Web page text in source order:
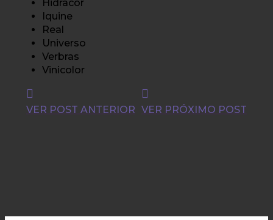
Hidracor
Iquine
Real
Universo
Verbras
Vinicolor
VER POST ANTERIOR VER PRÓXIMO POST